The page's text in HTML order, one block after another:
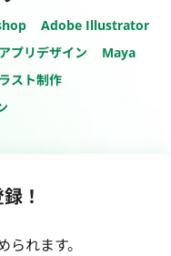
Adobe Illustrator
プリデザイン
Maya
スト制作
！
れます。